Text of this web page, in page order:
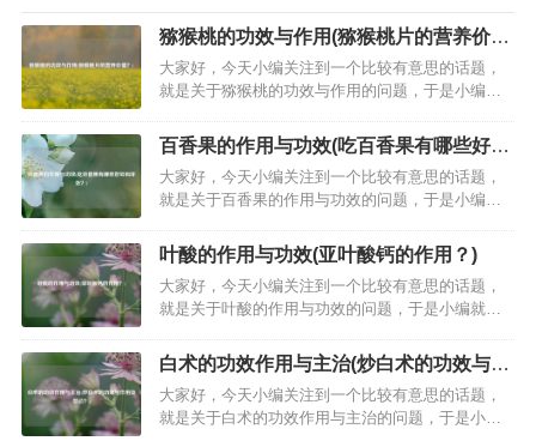
猕猴桃的功效与作用(猕猴桃片的营养价
值？)
大家好，今天小编关注到一个比较有意思的话题，
就是关于猕猴桃的功效与作用的问题，于是小编就
我们一起看看吧。猕猴桃和金果营养价值一样吗？
营养价值一样，只是口味不一样猕猴桃除含有猕猴
桃碱、蛋白水解酶、单宁果胶和糖类等有机物，以
及钙、钾、硒、锌、锗等微量元素和人…
百香果的作用与功效(吃百香果有哪些好处
和坏处？)
大家好，今天小编关注到一个比较有意思的话题，
就是关于百香果的作用与功效的问题，于是小编就
我们一起看看吧。百香果有什么营养价值？一、百
香果的营养成分含量：每100克百香果果肉中的含量
二、百香果的营养价值1、百香果含有丰富的膳食纤
维可以促进肠胃道蠕动，藉此帮…
叶酸的作用与功效(亚叶酸钙的作用？)
大家好，今天小编关注到一个比较有意思的话题，
就是关于叶酸的作用与功效的问题，于是小编就整
一起看看吧。叶酸有什么用？生活中所了解到叶酸
的主要作用是适用于孕妇的，在孕期补充叶酸可以
提高免疫力和有利于胎儿正常发育。服用叶酸可以
促进孕妇新陈代谢，提高孕妇的抵抗力…
白术的功效作用与主治(炒白术的功效与作
用及禁忌？)
大家好，今天小编关注到一个比较有意思的话题，
就是关于白术的功效作用与主治的问题，于是小编